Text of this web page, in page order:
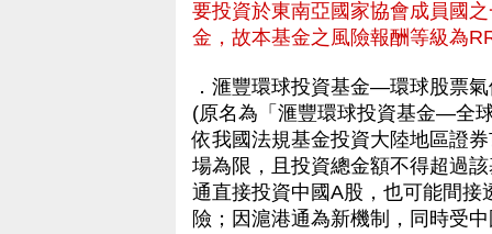
要投資於東南亞國家協會成員國
金，故本基金之風險報酬等級為
．滙豐環球投資基金—環球股票
(原名為「滙豐環球投資基金—全
依我國法規基金投資大陸地區證
場為限，且投資總金額不得超過
通直接投資中國A股，也可能間
險；因滬港通為新機制，同時受